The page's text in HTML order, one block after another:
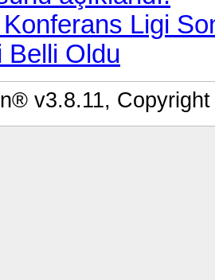
Ligi
Belli Oldu
v3.8.11,